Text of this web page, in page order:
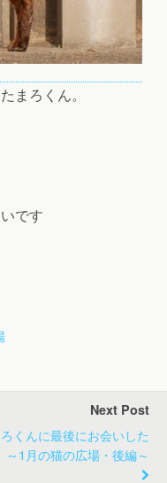
まろくん。
です
Next Post
ろくんに最後にお会いした
1月の猫の広場・後編～